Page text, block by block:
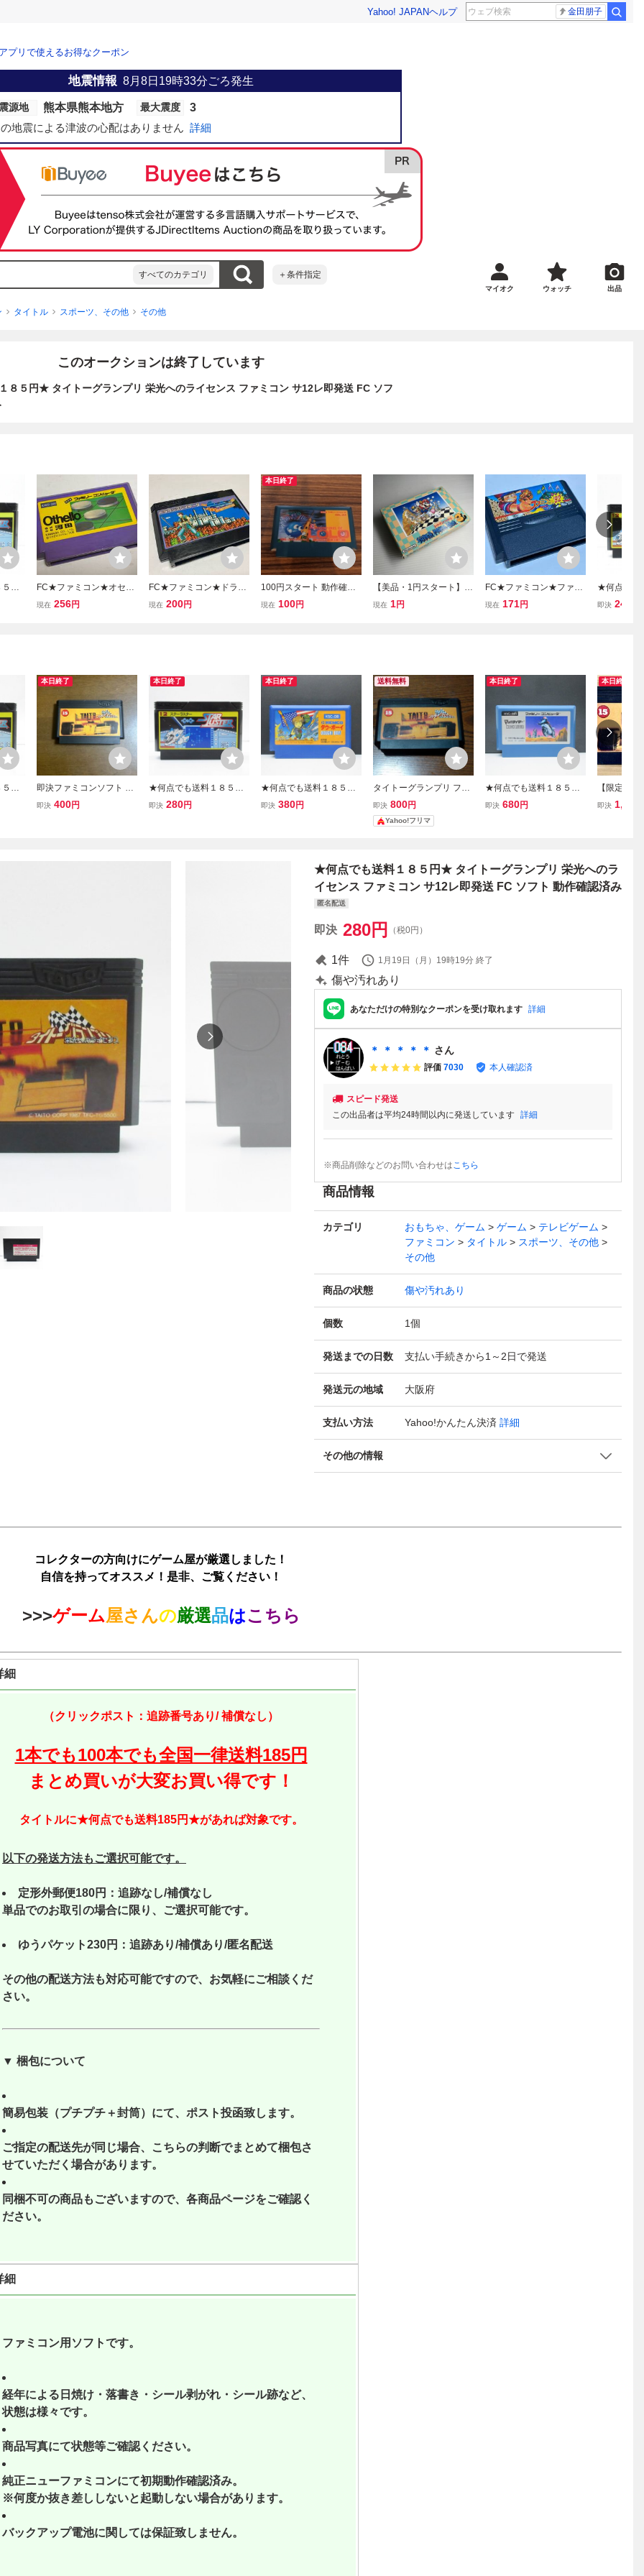
Yahoo! JAPANヘルプ 金田朋子
プリで使えるお得なクーポン
地震情報 8月8日19時33分ごろ発生
源地 熊本県熊本地方 最大震度
3
地震による津波の心配はありません 詳細
すべてのカテゴリ ＋条件指定
マイオク ウォッチ 出品
タイトル スポーツ、その他 その他
このオークションは終了しています
８５円★ タイトーグランプリ 栄光へのライセンス ファミコン サ12レ即発送 FC ソフ
円
FC★ファミコン★オセロ
★河田★ツクダオリジナ
現在 256円
FC★ファミコン★ドラゴ
ンスレイヤー4 ★ナムコ
現在 200円
本日終了
100円スタート 動作確認
FC ファミコン アドベン
現在 100円
【美品・1円スタート】フ
ァミコンソフト スーパー
現在 1円
FC★ファミコン★ファミ
スタ92★ナムコ★クリッ
現在 171円
★何点でも
★ 12 スタ
即決 240
円
本日終了
即決ファミコンソフト タ
イトーグランプリ 栄光へ
即決 400円
本日終了
★何点でも送料１８５円
★ 12 スターラスター フ
即決 280円
本日終了
★何点でも送料１８５円
★ ダウボーイ ファミコン
即決 380円
送料無料
タイトーグランプリ ファ
ミコン FC TAITO Nintend
o
即決 800円
Yahoo!フリマ
本日終了
★何点でも送料１８５円
★ マッハライダー ファミ
即決 680円
本日終了
【限定即
ランプリ
即決 1,499
★何点でも送料１８５円★ タイトーグランプリ 栄光へのラ
イセンス ファミコン サ12レ即発送 FC ソフト 動作確認済み
匿名配送
即決 280円 （税0円）
1件 1月19日（月）19時19分 終了
傷や汚れあり
あなただけの特別なクーポンを受け取れます 詳細
＊ ＊ ＊ ＊ ＊ さん
評価 7030 本人確認済
スピード発送
この出品者は平均24時間以内に発送しています 詳細
※商品削除などのお問い合わせはこちら
商品情報
カテゴリ おもちゃ、ゲーム ゲーム
テレビゲーム
ファミコン
タイトル
スポーツ、その他
その他
商品の状態 傷や汚れあり
個数 1個
発送までの日数 支払い手続きから1～2日で発送
発送元の地域 大阪府
支払い方法 Yahoo!かんたん決済 詳細
その他の情報